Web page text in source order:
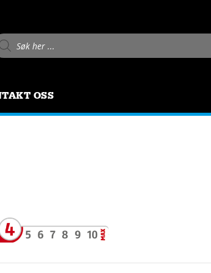
search
OSS